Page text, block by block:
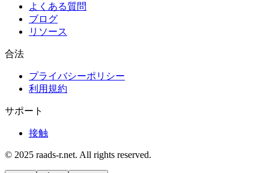
よくある質問
ブログ
リソース
合法
プライバシーポリシー
利用規約
サポート
接触
© 2025 raads-r.net. All rights reserved.